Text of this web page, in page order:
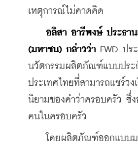
เหตุการณ์ไม่คาดคิด
อลิสา อารีพงษ์ ประธา
(มหาชน) กล่าวว่า FWD ป
นวัตกรรมผลิตภัณฑ์แบบประ
ประเทศไทยที่สามารถแชร์ว
นิยามของคำว่าครอบครัว ซึ่
คนในครอบครัว
โดยผลิตภัณฑ์ออกแบบมาใ